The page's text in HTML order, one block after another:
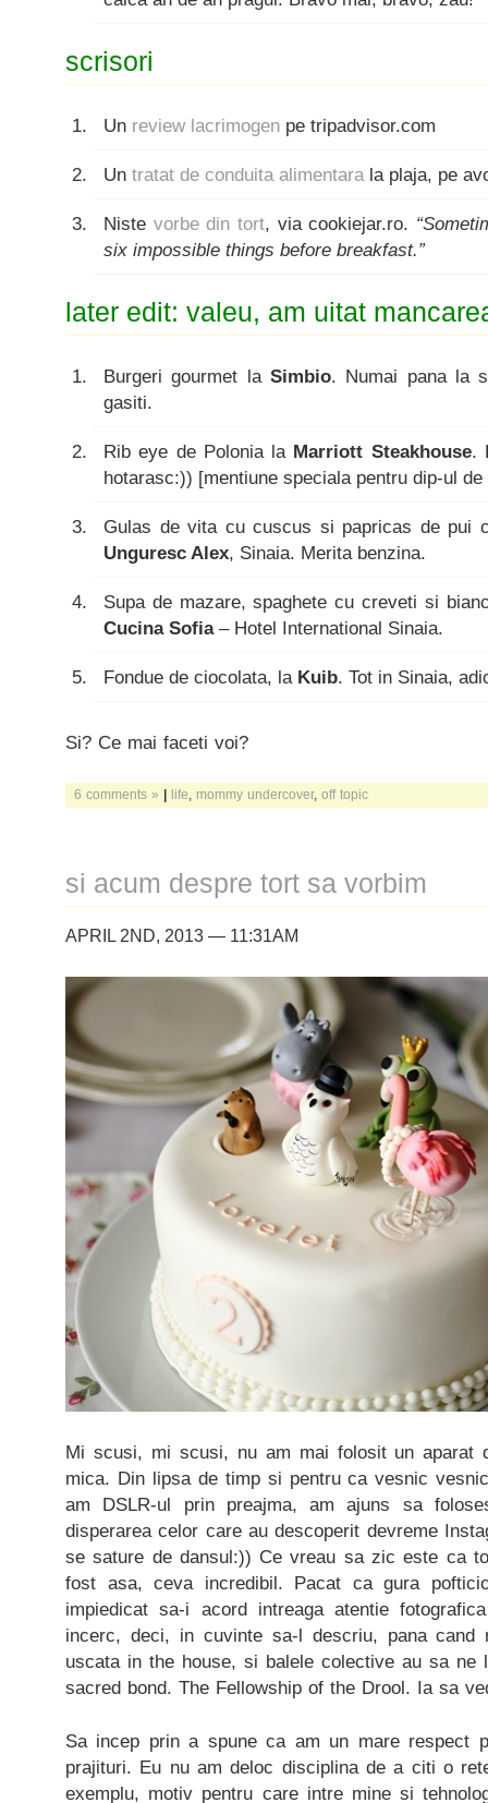
scrisori
Un review lacrimogen pe tripadvisor.com
Un tratat de conduita alimentarala plaja, pe
Niste vorbe din tort, via cookiejar.ro.
six impossible things before breakfast.”
later edit: valeu, am uitat
Burgeri gourmet la Simbio. Numai pana la
gasiti.
Rib eye de Polonia la Marriott Steakhouse.
hotarasc:)) [mentiune speciala pentru dip-ul
Gulas de vita cu cuscus si papricas de pui
Unguresc Alex, Sinaia. Merita benzina.
Supa de mazare, spaghete cu creveti si
Cucina Sofia– Hotel International Sinaia.
Fondue de ciocolata, la Kuib. Tot in Sinaia,
Si? Ce mai faceti voi?
6 comments » | life mommy undercover, off topic
si acum despre tort sa vorbim
APRIL 2ND, 2013 — 11:31AM
Mi scusi, mi scusi, nu am mai folosit un aparat
mica. Din lipsa de timp si pentru ca vesnic
am DSLR-ul prin preajma, am ajuns sa
disperarea celor care au descoperit devreme
se sature de dansul:)) Ce vreau sa zic este ca
fost asa, ceva incredibil. Pacat ca gura
impiedicat sa-i acord intreaga atentie
incerc, deci, in cuvinte sa-l descriu, pana
uscata in the house, si balele colective au sa
sacred bond. The Fellowship of the Drool. Ia sa
Sa incep prin a spune ca am un mare respect
prajituri. Eu nu am deloc disciplina de a citi o
exemplu, motiv pentru care intre mine si